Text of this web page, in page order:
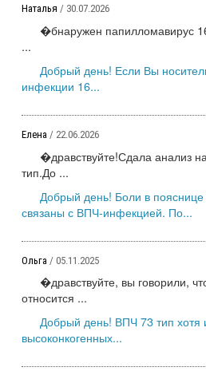
Наталья / 30.07.2026
�бнаружен папилломавирус
...
Добрый день! Если Вы
инфекции 16...
Елена / 22.06.2026
�дравствуйте!Сдала анализ
тип.До ...
Добрый день! Боли в пояснице
связаны с ВПЧ-инфекцией. По...
Ольга / 05.11.2025
�дравствуйте, вы говорили,
относится ...
Добрый день! ВПЧ 73 тип хотя
высоконкогенных...